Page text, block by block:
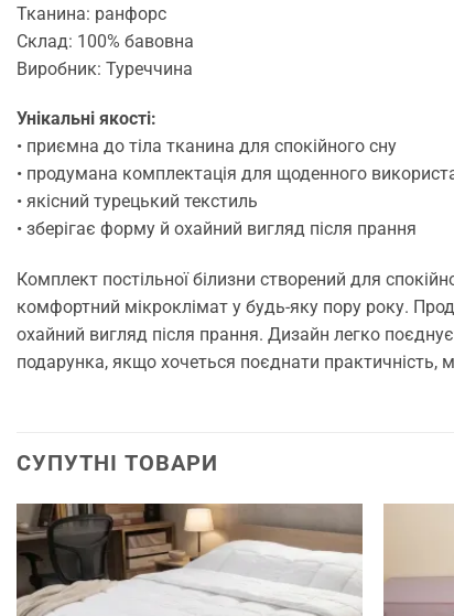
Тканина: ранфорс
Склад: 100% бавовна
Виробник: Туреччина
Унікальні якості:
• приємна до тіла тканина для спокійного сну
• продумана комплектація для щоденного
• якісний турецький текстиль
• зберігає форму й охайний вигляд після прання
Комплект постільної білизни створений для
комфортний мікроклімат у будь-яку пору року.
охайний вигляд після прання. Дизайн легко
подарунка, якщо хочеться поєднати практичність,
СУПУТНІ ТОВАРИ